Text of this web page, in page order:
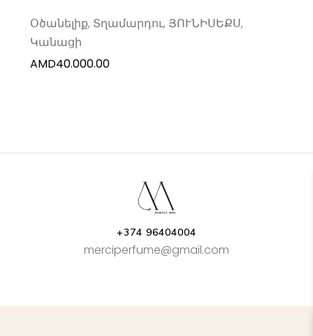
Օծանելիք, Տղամարդու, ՅՈՒՆԻՍԵՔՍ,
Կանացի
AMD40.000.00
+374 96404004
merciperfume@gmail.com